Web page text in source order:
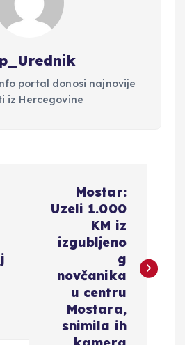
portal donosi najnovije
iz Hercegovine
Mostar:
Uzeli 1.000
KM iz
izgubljeno
g
novčanika
u centru
Mostara,
snimila ih